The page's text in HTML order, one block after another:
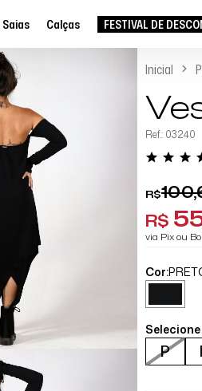
Saias Calças FESTIVAL DE
Inicial
Ref.: 03240
R$
R$
via Pix ou
Cor:
P